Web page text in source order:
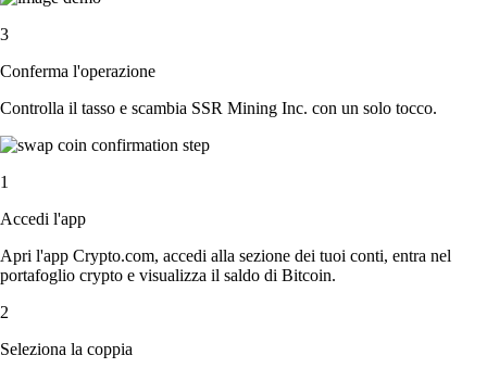
3
Conferma l'operazione
Controlla il tasso e scambia SSR Mining Inc. con un solo tocco.
1
Accedi l'app
Apri l'app Crypto.com, accedi alla sezione dei tuoi conti, entra nel
portafoglio crypto e visualizza il saldo di Bitcoin.
2
Seleziona la coppia